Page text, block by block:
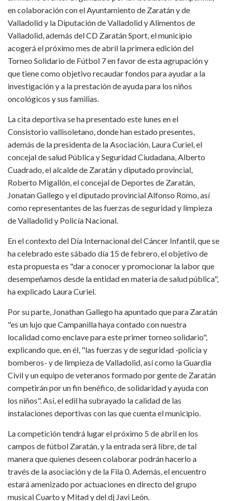
en colaboración con el Ayuntamiento de Zaratán y de
Valladolid y la Diputación de Valladolid y Alimentos de
Valladolid, además del CD Zaratán Sport, el municipio
acogerá el próximo mes de abril la primera edición del
Torneo Solidario de Fútbol 7 en favor de esta agrupación y
que tiene como objetivo recaudar fondos para ayudar a la
investigación y a la prestación de ayuda para los niños
oncológicos y sus familias.
La cita deportiva se ha presentado este lunes en el
Consistorio vallisoletano, donde han estado presentes,
además de la presidenta de la Asociación, Laura Curiel, el
concejal de salud Pública y Seguridad Ciudadana, Alberto
Cuadrado, el alcalde de Zaratán y diputado provincial,
Roberto Migallón, el concejal de Deportes de Zaratán,
Jonatan Gallego y el diputado provincial Alfonso Romo, así
como representantes de las fuerzas de seguridad y limpieza
de Valladolid y Policía Nacional.
En el contexto del Día Internacional del Cáncer Infantil, que se
ha celebrado este sábado día 15 de febrero, el objetivo de
esta propuesta es "dar a conocer y promocionar la labor que
desempeñamos desde la entidad en materia de salud pública",
ha explicado Laura Curiel.
Por su parte, Jonathan Gallego ha apuntado que para Zaratán
"es un lujo que Campanilla haya contado con nuestra
localidad como enclave para este primer torneo solidario",
explicando que, en él, "las fuerzas y de seguridad -policía y
bomberos- y de limpieza de Valladolid, así como la Guardia
Civil y un equipo de veteranos formado por gente de Zaratán
competirán por un fin benéfico, de solidaridad y ayuda con
los niños". Así, el edil ha subrayado la calidad de las
instalaciones deportivas con las que cuenta el municipio.
La competición tendrá lugar el próximo 5 de abril en los
campos de fútbol Zaratán, y la entrada será libre, de tal
manera que quienes deseen colaborar podrán hacerlo a
través de la asociación y de la Fila 0. Además, el encuentro
estará amenizado por actuaciones en directo del grupo
musical Cuarto y Mitad y del dj Javi León.